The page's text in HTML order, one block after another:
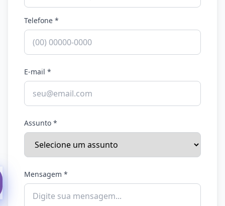
Telefone *
E-mail *
Assunto *
Mensagem *